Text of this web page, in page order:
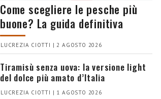
Come scegliere le pesche più
buone? La guida definitiva
LUCREZIA CIOTTI | 2 AGOSTO 2026
Tiramisù senza uova: la versione light
del dolce più amato d’Italia
LUCREZIA CIOTTI | 1 AGOSTO 2026